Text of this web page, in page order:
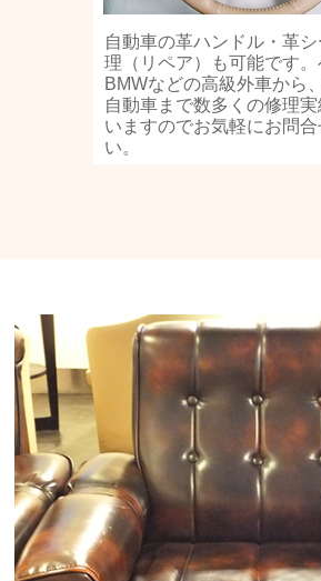
自動車の革ハンドル・革
理（リペア）も可能です。
BMWなどの高級外車から
自動車まで数多くの修理
いますのでお気軽にお問合
い。